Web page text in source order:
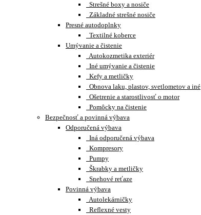
Strešné boxy a nosiče
Základné strešné nosiče
Presné autodoplnky
Textilné koberce
Umývanie a čistenie
Autokozmetika exteriér
Iné umývanie a čistenie
Kefy a metličky
Obnova laku, plastov, svetlometov a iné
Ošetrenie a starostlivosť o motor
Pomôcky na čistenie
Bezpečnosť a povinná výbava
Odporučená výbava
Iná odporučená výbava
Kompresory
Pumpy
Škrabky a metličky
Snehové reťaze
Povinná výbava
Autolekárničky
Reflexné vesty